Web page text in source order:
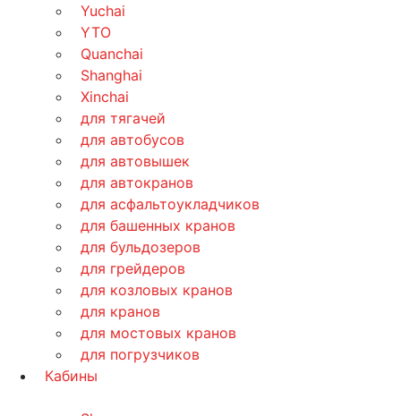
Yuchai
YTO
Quanchai
Shanghai
Xinchai
для тягачей
для автобусов
для автовышек
для автокранов
для асфальтоукладчиков
для башенных кранов
для бульдозеров
для грейдеров
для козловых кранов
для кранов
для мостовых кранов
для погрузчиков
Кабины